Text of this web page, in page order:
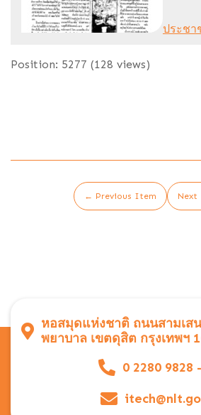
ประชา
Position: 5277 (128 views)
← Previous Item
หอสมุดแห่งชาติ ถนนสามเส
พยาบาล เขตดุสิต กรุงเทพฯ
0 2280 9828